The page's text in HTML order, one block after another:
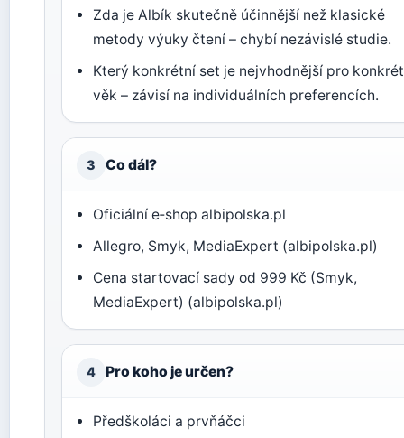
Zda je Albík skutečně účinnější než klasické
metody výuky čtení – chybí nezávislé studie.
Který konkrétní set je nejvhodnější pro
věk – závisí na individuálních preferencích.
3 Co dál?
Oficiální e‑shop albipolska.pl
Allegro, Smyk, MediaExpert (albipolska.pl)
Cena startovací sady od 999 Kč (Smyk,
MediaExpert) (albipolska.pl)
4 Pro koho je určen?
Předškoláci a prvňáčci